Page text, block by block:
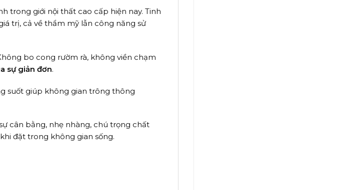
trong giới nội thất cao cấp hiện nay. Tinh
trị, cả về thẩm mỹ lẫn công năng sử
bo cong rườm rà, không viền chạm
sự giản đơn.
suốt giúp không gian trông thông
cân bằng, nhẹ nhàng, chú trọng chất
khi đặt trong không gian sống.